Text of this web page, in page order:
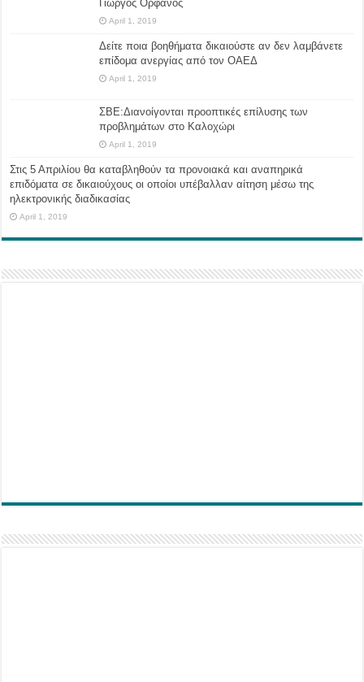
Γιώργος Ορφανός
April 1, 2019
Δείτε ποια βοηθήματα δικαιούστε αν δεν λαμβάνετε
επίδομα ανεργίας από τον ΟΑΕΔ
April 1, 2019
ΣΒΕ:Διανοίγονται προοπτικές επίλυσης των
προβλημάτων στο Καλοχώρι
April 1, 2019
Στις 5 Απριλίου θα καταβληθούν τα προνοιακά και αναπηρικά
επιδόματα σε δικαιούχους οι οποίοι υπέβαλλαν αίτηση μέσω της
ηλεκτρονικής διαδικασίας
April 1, 2019